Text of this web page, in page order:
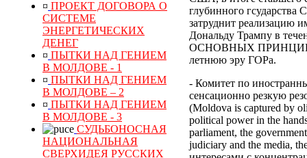
¤ ПРОЕКТ ДОГОВОРА О
СИСТЕМЕ
ЭНЕРГЕТИЧЕСКИХ
ДЕНЕГ
¤ ПЫТКИ НАД ГЕНИЕМ
В МОЛДОВЕ - 1
¤ ПЫТКИ НАД ГЕНИЕМ
В МОЛДОВЕ – 2
¤ ПЫТКИ НАД ГЕНИЕМ
В МОЛДОВЕ - 3
СУДЬБОНОСНАЯ
НАЦИОНАЛЬНАЯ
СВЕРХИДЕЯ РУССКИХ
глубинного гсударства
затруднит реализацию
Дональду Трампу в
ОСНОВНЫХ
летнюю эру ГОРа.
- Комитет по
сенсационно резкую
(Moldova is captured by
political power in the
parliament, the
judiciary and the media,